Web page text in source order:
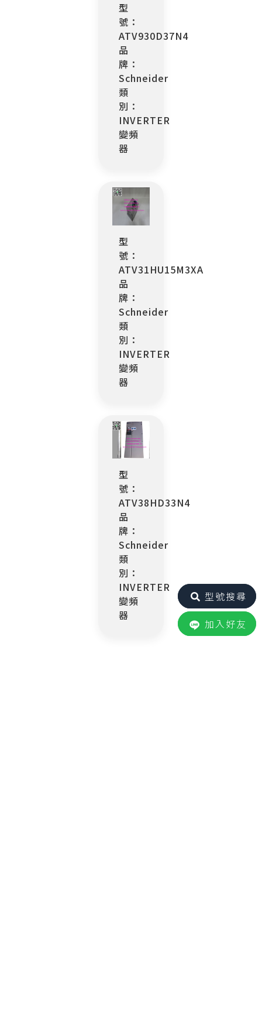
加入好友
型號搜尋
型
號：
ATV930D37N4
品
牌：
Schneider
類
別：
INVERTER
變頻
器
型
號：
ATV31HU15M3XA
品
牌：
Schneider
類
別：
INVERTER
變頻
器
型
號：
ATV38HD33N4
品
牌：
Schneider
類
別：
INVERTER
變頻
器